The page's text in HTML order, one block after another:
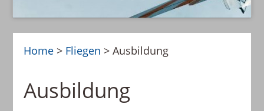
Home > Fliegen > Ausbildung
Ausbildung